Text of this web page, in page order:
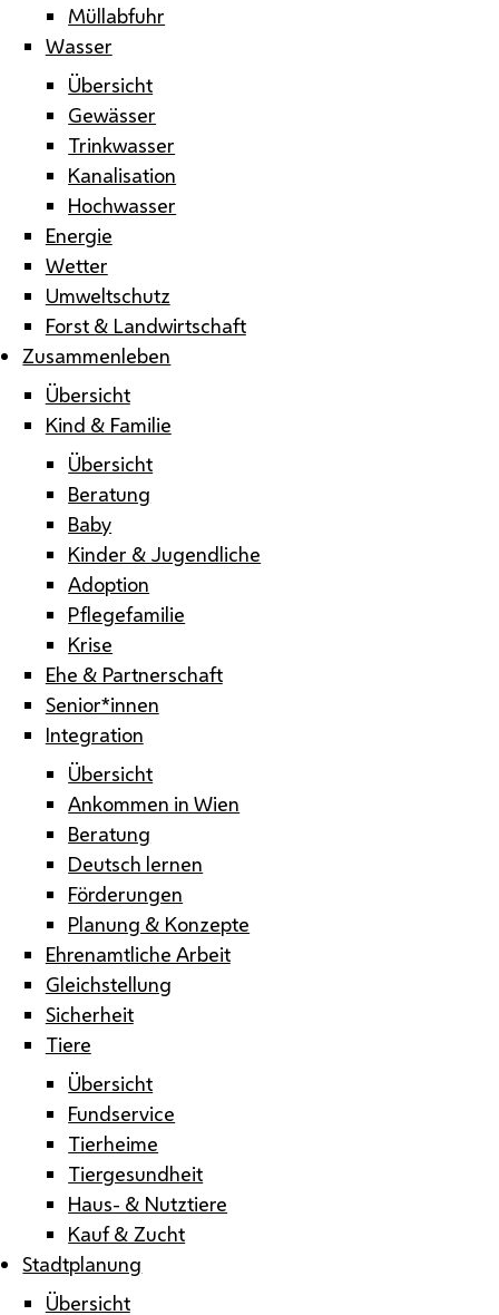
Müllabfuhr
Wasser
Übersicht
Gewässer
Trinkwasser
Kanalisation
Hochwasser
Energie
Wetter
Umweltschutz
Forst & Landwirtschaft
Zusammenleben
Übersicht
Kind & Familie
Übersicht
Beratung
Baby
Kinder & Jugendliche
Adoption
Pflegefamilie
Krise
Ehe & Partnerschaft
Senior*innen
Integration
Übersicht
Ankommen in Wien
Beratung
Deutsch lernen
Förderungen
Planung & Konzepte
Ehrenamtliche Arbeit
Gleichstellung
Sicherheit
Tiere
Übersicht
Fundservice
Tierheime
Tiergesundheit
Haus- & Nutztiere
Kauf & Zucht
Stadtplanung
Übersicht